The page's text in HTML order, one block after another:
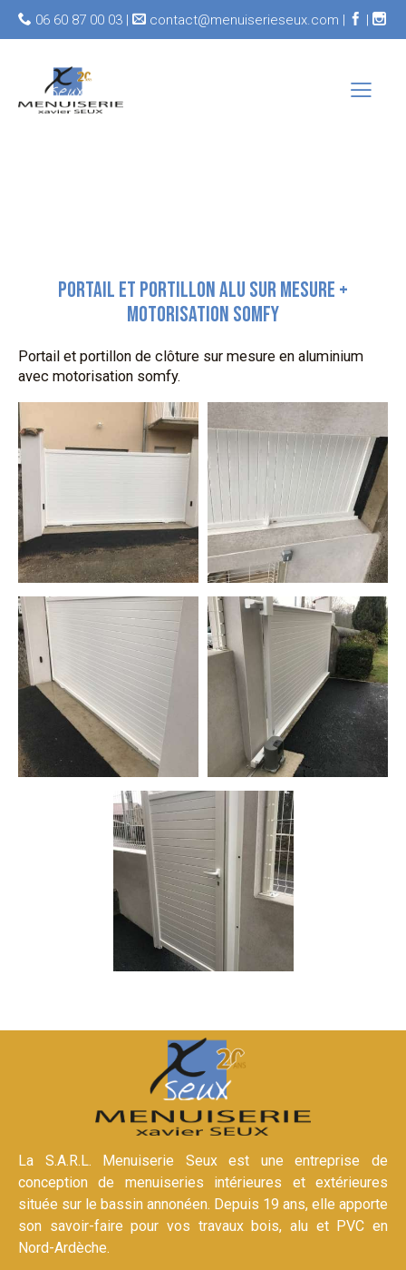
06 60 87 00 03 | contact@menuiserieseux.com | |
PORTAIL ET PORTILLON ALU SUR MESURE +
MOTORISATION SOMFY
Portail et portillon de clôture sur mesure en aluminium
avec motorisation somfy.
La S.A.R.L. Menuiserie Seux est une entreprise de
conception de menuiseries intérieures et extérieures
située sur le bassin annonéen. Depuis 19 ans, elle apporte
son savoir-faire pour vos travaux bois, alu et PVC en
Nord-Ardèche.